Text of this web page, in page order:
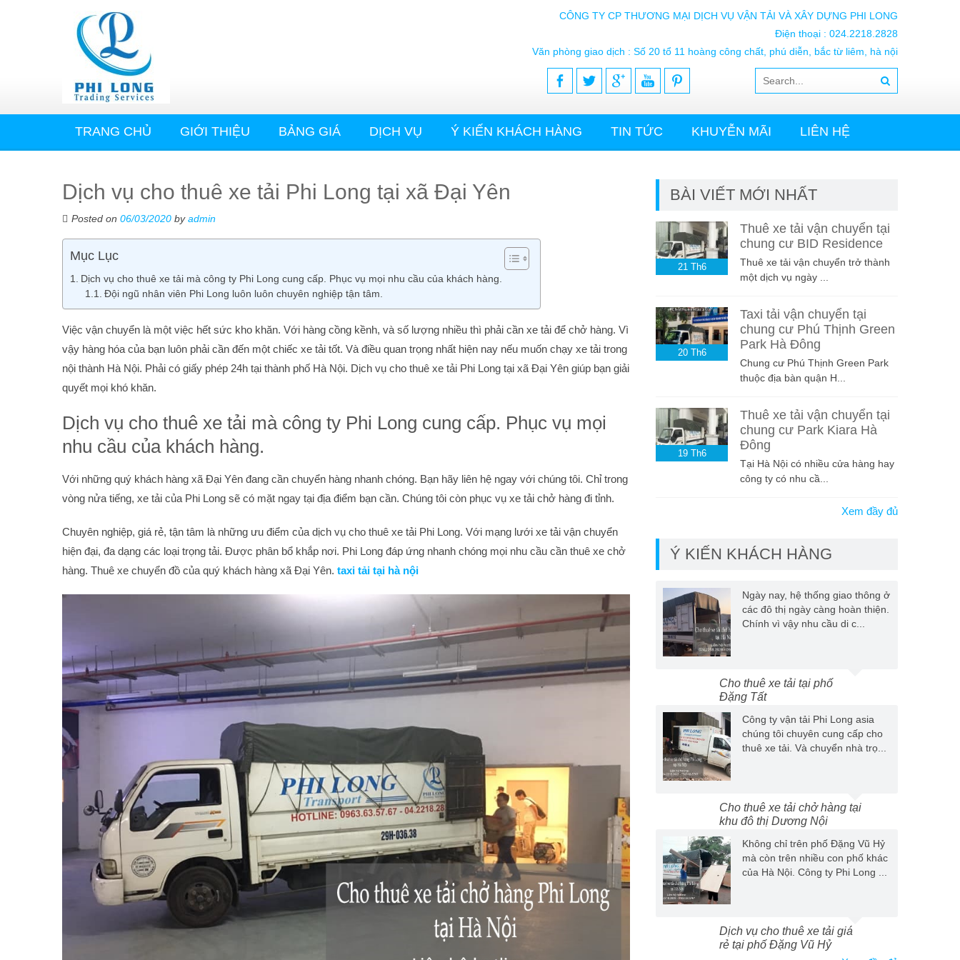
CÔNG TY CP THƯƠNG MẠI DỊCH VỤ VẬN TẢI VÀ XÂY DỰNG PHI LONG
Điện thoại : 024.2218.2828
Văn phòng giao dịch : Số 20 tổ 11 hoàng công chất, phú diễn, bắc từ liêm, hà nội
TRANG CHỦ GIỚI THIỆU BẢNG GIÁ DỊCH VỤ Ý KIẾN KHÁCH HÀNG TIN TỨC KHUYỄN MÃI LIÊN HỆ
Dịch vụ cho thuê xe tải Phi Long tại xã Đại Yên
Posted on 06/03/2020 byadmin
Mục Lục
Dịch vụ cho thuê xe tải mà công ty Phi Long cung cấp. Phục vụ mọi nhu cầu của khách hàng.
Đội ngũ nhân viên Phi Long luôn luôn chuyên nghiệp tận tâm.
Việc vận chuyển là một việc hết sức kho khăn. Với hàng cồng kềnh, và số lượng nhiều thì phải cần xe tải để chở hàng. Vì
vậy hàng hóa của bạn luôn phải cần đến một chiếc xe tải tốt. Và điều quan trọng nhất hiện nay nếu muốn chạy xe tải trong
nội thành Hà Nội. Phải có giấy phép 24h tại thành phố Hà Nội. Dịch vụ cho thuê xe tải Phi Long tại xã Đại Yên giúp bạn giải
quyết mọi khó khăn.
Dịch vụ cho thuê xe tải mà công ty Phi Long cung cấp. Phục vụ mọi
nhu cầu của khách hàng.
Với những quý khách hàng xã Đại Yên đang cần chuyển hàng nhanh chóng. Bạn hãy liên hệ ngay với chúng tôi. Chỉ trong
vòng nửa tiếng, xe tải của Phi Long sẽ có mặt ngay tại địa điểm bạn cần. Chúng tôi còn phục vụ xe tải chở hàng đi tỉnh.
Chuyên nghiệp, giá rẻ, tận tâm là những ưu điểm của dịch vụ cho thuê xe tải Phi Long. Với mạng lưới xe tải vận chuyển
hiện đại, đa dạng các loại trọng tải. Được phân bổ khắp nơi. Phi Long đáp ứng nhanh chóng mọi nhu cầu cần thuê xe chở
hàng. Thuê xe chuyển đồ của quý khách hàng xã Đại Yên. taxi tải tại hà nội
BÀI VIẾT MỚI NHẤT
21 Th6
Thuê xe tải vận chuyển tại
chung cư BID Residence
Thuê xe tải vận chuyển trở thành
một dịch vụ ngày ...
20 Th6
Taxi tải vận chuyển tại
chung cư Phú Thịnh Green
Park Hà Đông
Chung cư Phú Thịnh Green Park
thuộc địa bàn quận H...
19 Th6
Thuê xe tải vận chuyển tại
chung cư Park Kiara Hà
Đông
Tại Hà Nội có nhiều cửa hàng hay
công ty có nhu cầ...
Xem đầy đủ
Ý KIẾN KHÁCH HÀNG
Ngày nay, hệ thống giao thông ở
các đô thị ngày càng hoàn thiện.
Chính vì vậy nhu cầu di c...
Cho thuê xe tải tại phố
Đặng Tất
Công ty vận tải Phi Long asia
chúng tôi chuyên cung cấp cho
thuê xe tải. Và chuyển nhà trọ...
Cho thuê xe tải chở hàng tại
khu đô thị Dương Nội
Không chỉ trên phố Đặng Vũ Hỷ
mà còn trên nhiều con phố khác
của Hà Nội. Công ty Phi Long ...
Dịch vụ cho thuê xe tải giá
rẻ tại phố Đặng Vũ Hỷ